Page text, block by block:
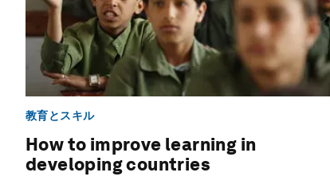
教育とスキル
How to improve learning in
developing countries